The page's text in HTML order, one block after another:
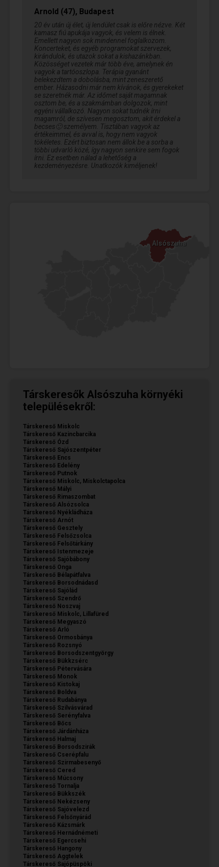
Arnold (47), Budapest
20 év után új élet, új lendület csak is előre nézve. Két
kamasz fiú apukája vagyok, és velem is élnek.
Emellett nagyon sok mindennel foglalkozom.
Koncerteket, és egyéb programokat szervezek,
kirándulok, és utazok sokat a kishazánkban.
Közösséget vezetek már több éve, amelynek én
vagyok a tartóoszlopa. Terápia gyanánt
belekezdtem a dobolásba, mint zeneszerető
ember. Házasodni már nem kívánok, és gyerekeket
se szeretnék már. Az időmet saját magamnak
osztom be, és a szakmámban dolgozok, mint
egyéni vállalkozó. Nagyon sokat tudnék írni
magamról, de szívesen megosztom, akit érdekel a
becses🙂 személyem. Tisztában vagyok az
értékeimmel, és avval is, hogy nem vagyok
tökéletes. Ezért biztosan nem állok be a sorba a
többi udvarló közé, így nagyon senkire sem fogok
írni. Ez esetben nálad a lehetőség a
kezdeményezésre. Unatkozók kiméljenek!
Alsószuha
Alsószuha
Társkeresők Alsószuha környéki
településekről:
Társkereső Miskolc
Társkereső Kazincbarcika
Társkereső Ózd
Társkereső Sajószentpéter
Társkereső Encs
Társkereső Edelény
Társkereső Putnok
Társkereső Miskolc, Miskolctapolca
Társkereső Mályi
Társkereső Rimaszombat
Társkereső Alsózsolca
Társkereső Nyékládháza
Társkereső Arnót
Társkereső Gesztely
Társkereső Felsőzsolca
Társkereső Felsőtárkány
Társkereső Istenmezeje
Társkereső Sajóbábony
Társkereső Onga
Társkereső Bélapátfalva
Társkereső Borsodnádasd
Társkereső Sajólád
Társkereső Szendrő
Társkereső Noszvaj
Társkereső Miskolc, Lillafüred
Társkereső Megyaszó
Társkereső Arló
Társkereső Ormosbánya
Társkereső Rozsnyó
Társkereső Borsodszentgyörgy
Társkereső Bükkzsérc
Társkereső Pétervására
Társkereső Monok
Társkereső Kistokaj
Társkereső Boldva
Társkereső Rudabánya
Társkereső Szilvásvárad
Társkereső Serényfalva
Társkereső Bőcs
Társkereső Járdánháza
Társkereső Halmaj
Társkereső Borsodszirák
Társkereső Cserépfalu
Társkereső Szirmabesenyő
Társkereső Cered
Társkereső Múcsony
Társkereső Tornalja
Társkereső Bükkszék
Társkereső Nekézseny
Társkereső Sajóvelezd
Társkereső Felsőnyárád
Társkereső Kázsmárk
Társkereső Hernádnémeti
Társkereső Egercsehi
Társkereső Hangony
Társkereső Aggtelek
Társkereső Sajópüspöki